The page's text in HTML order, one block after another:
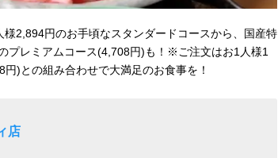
2,894円のお手頃なスタンダードコースから、国産特
プレミアムコース(4,708円)も！※ご注文はお1人様1
)との組み合わせで大満足のお食事を！
店